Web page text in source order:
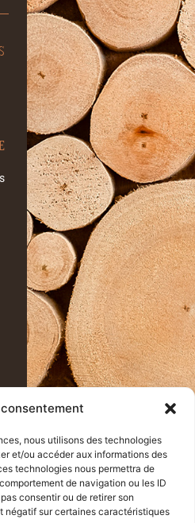
nous utilisons des technologies
et/ou accéder aux informations des
technologies nous permettra de
de navigation ou les ID
consentir ou de retirer son
négatif sur certaines caractéristiques